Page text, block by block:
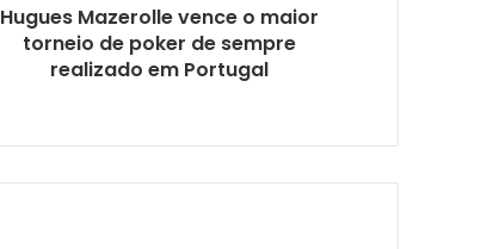
Hugues Mazerolle vence o maior
torneio de poker de sempre
realizado em Portugal